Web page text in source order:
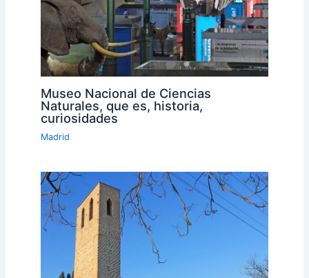
Museo Nacional de Ciencias
Naturales, que es, historia,
curiosidades
Madrid